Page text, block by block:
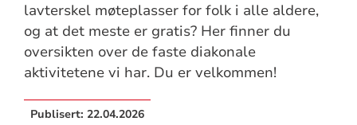
lavterskel møteplasser for folk i alle aldere,
og at det meste er gratis? Her finner du
oversikten over de faste diakonale
aktivitetene vi har. Du er velkommen!
Publisert: 22.04.2026